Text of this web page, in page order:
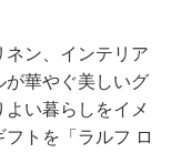
ン、インテリア
が華やぐ美しいグ
い暮らしをイメ
トを「ラルフ ロ